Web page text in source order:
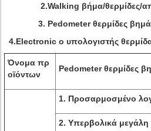
2.Walking βήμα/θερμίδες/
3. Pedometer θερμίδες
4.Electronic ο υπολογιστής
Όνομα πρ
οϊόντων
Pedometer θερμίδες
1. Προσαρμοσμένο
2. Υπερβολικά μεγάλη